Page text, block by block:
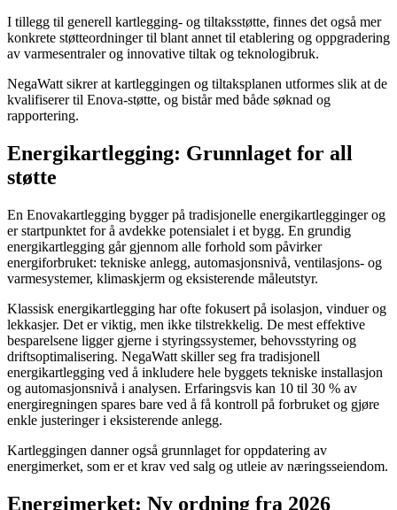
I tillegg til generell kartlegging- og tiltaksstøtte, finnes det også mer
konkrete støtteordninger til blant annet til etablering og oppgradering
av varmesentraler og innovative tiltak og teknologibruk.
NegaWatt sikrer at kartleggingen og tiltaksplanen utformes slik at de
kvalifiserer til Enova-støtte, og bistår med både søknad og
rapportering.
Energikartlegging: Grunnlaget for all
støtte
En Enovakartlegging bygger på tradisjonelle energikartlegginger og
er startpunktet for å avdekke potensialet i et bygg. En grundig
energikartlegging går gjennom alle forhold som påvirker
energiforbruket: tekniske anlegg, automasjonsnivå, ventilasjons- og
varmesystemer, klimaskjerm og eksisterende måleutstyr.
Klassisk energikartlegging har ofte fokusert på isolasjon, vinduer og
lekkasjer. Det er viktig, men ikke tilstrekkelig. De mest effektive
besparelsene ligger gjerne i styringssystemer, behovsstyring og
driftsoptimalisering. NegaWatt skiller seg fra tradisjonell
energikartlegging ved å inkludere hele byggets tekniske installasjon
og automasjonsnivå i analysen. Erfaringsvis kan 10 til 30 % av
energiregningen spares bare ved å få kontroll på forbruket og gjøre
enkle justeringer i eksisterende anlegg.
Kartleggingen danner også grunnlaget for oppdatering av
energimerket, som er et krav ved salg og utleie av næringsseiendom.
Energimerket: Ny ordning fra 2026